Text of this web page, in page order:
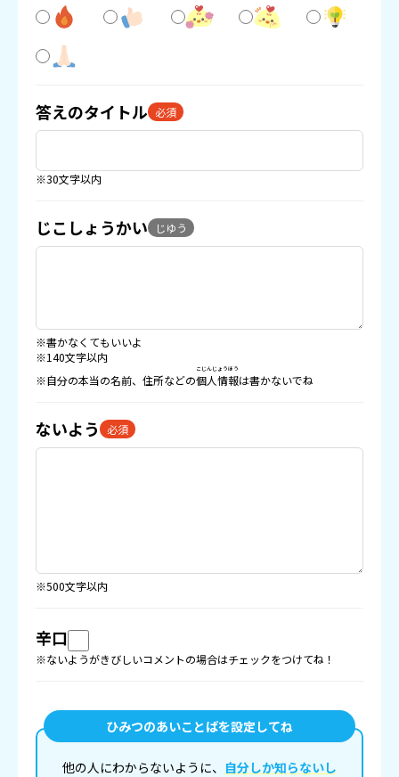
答えのタイトル 必須
※30文字以内
じこしょうかい じゆう
※書かなくてもいいよ
※140文字以内
※自分の本当の名前、住所などの個人情報
こじんじょうほう
は書かないでね
ないよう 必須
※500文字以内
辛口
※ないようがきびしいコメントの場合はチェックをつけてね！
ひみつのあいことばを設定してね
他の人にわからないように、 自分しか知らないし